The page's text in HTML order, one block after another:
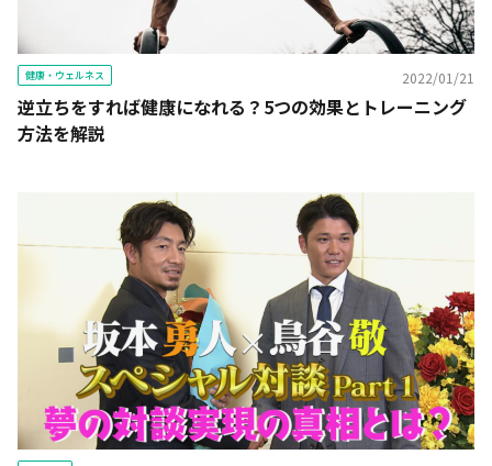
健康・ウェルネス 2022/01/21
逆立ちをすれば健康になれる？5つの効果とトレーニング
方法を解説